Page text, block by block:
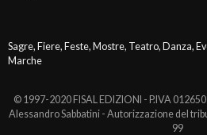
Sagre, Fiere, Feste, Mostre, Teatro, Danza,
Marche
© 1997-2020 FISAL EDIZIONI - P.IVA
Alessandro Sabbatini - Autorizzazione del
99